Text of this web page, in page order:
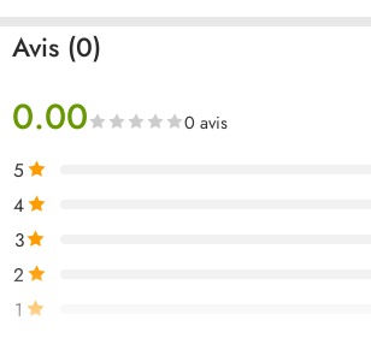
Avis (0)
0.00 0 avis
5
4
3
2
1